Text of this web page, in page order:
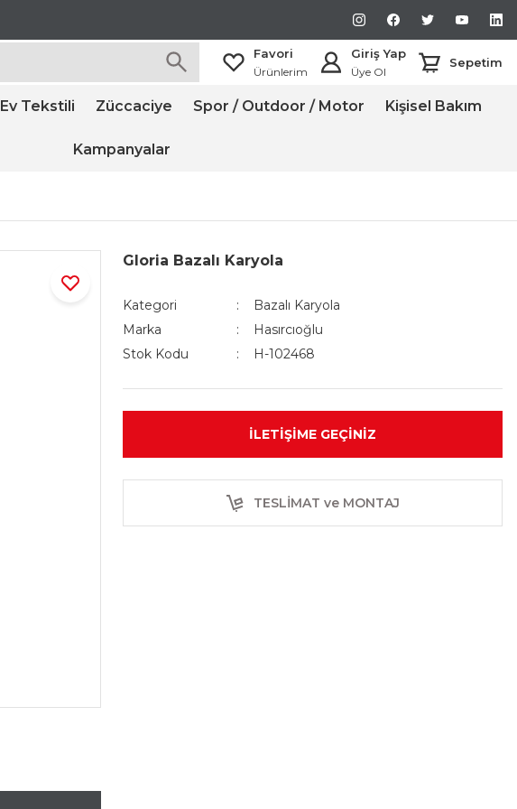
Favori
Ürünlerim
Giriş Yap
Üye Ol
Sepetim
Ev Tekstili Züccaciye Spor / Outdoor / Motor Kişisel Bakım
Kampanyalar
Gloria Bazalı Karyola
Kategori
Bazalı Karyola
Marka
Hasırcıoğlu
Stok Kodu
H-102468
İLETIŞIME GEÇINIZ
TESLİMAT ve MONTAJ